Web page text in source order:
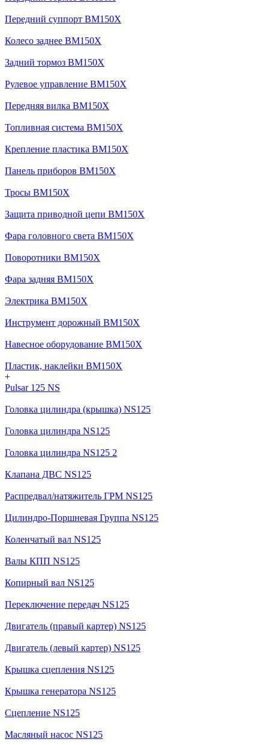
Передний суппорт BM150X
Колесо заднее BM150X
Задний тормоз BM150X
Рулевое управление BM150X
Передняя вилка BM150X
Топливная система BM150X
Крепление пластика BM150X
Панель приборов BM150X
Тросы BM150X
Защита приводной цепи BM150X
Фара головного света BM150X
Поворотники BM150X
Фара задняя BM150X
Электрика BM150X
Инструмент дорожный BM150X
Навесное оборудование BM150X
Пластик, наклейки BM150X
+
Pulsar 125 NS
Головка цилиндра (крышка) NS125
Головка цилиндра NS125
Головка цилиндра NS125 2
Клапана ДВС NS125
Распредвал/натяжитель ГРМ NS125
Цилиндро-Поршневая Группа NS125
Коленчатый вал NS125
Валы КПП NS125
Копирный вал NS125
Переключение передач NS125
Двигатель (правый картер) NS125
Двигатель (левый картер) NS125
Крышка сцепления NS125
Крышка генератора NS125
Сцепление NS125
Масляный насос NS125